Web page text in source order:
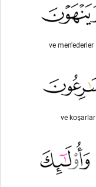
ve men'ederler
ve koşarlar